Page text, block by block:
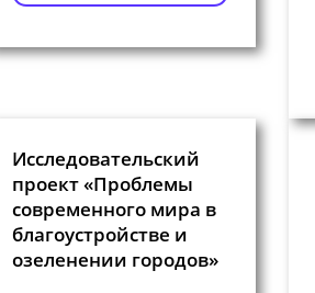
Исследовательский
проект «Проблемы
современного мира в
благоустройстве и
озеленении городов»